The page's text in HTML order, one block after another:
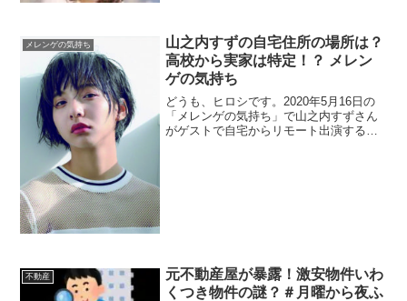
武将〜」にも出演中、人気上昇中の女優
「山田杏奈」さんについてです。2022年9
月...
メレンゲの気持ち
山之内すずの自宅住所の場所は？
高校から実家は特定！？ メレン
ゲの気持ち
どうも、ヒロシです。2020年5月16日の
「メレンゲの気持ち」で山之内すずさん
がゲストで自宅からリモート出演するよ
不動産
元不動産屋が暴露！激安物件いわ
くつき物件の謎？＃月曜から夜ふ